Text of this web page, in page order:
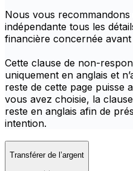
Nous vous
indépendante tous les
financière concernée
Cette clause de non-
uniquement en anglais et
reste de cette page puisse
vous avez choisie, la
reste en anglais afin de
intention.
Transférer de l’argent